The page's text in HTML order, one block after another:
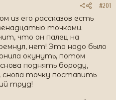
#201
из его рассказов есть
точками.
что он палец на
нет! Это надо было
окунуть, потом
поднять бороду,
снова точку поставить —
труд!